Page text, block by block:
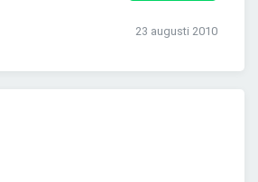
23 augusti 2010